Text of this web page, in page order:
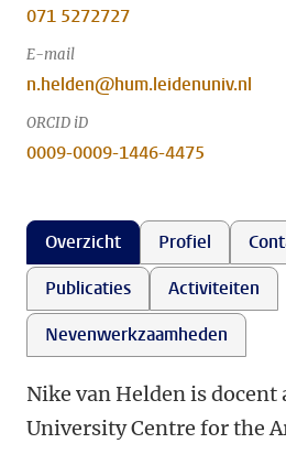
071 5272727
E-mail
n.helden@hum.leidenuniv.nl
ORCID iD
0009-0009-1446-4475
Overzicht Profiel
Publicaties
Activiteiten
Nevenwerkzaamheden
Nike van Helden is docent
University Centre for the